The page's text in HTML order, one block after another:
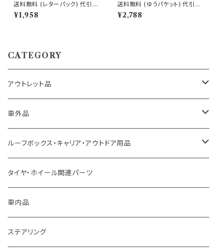
送料無料 (レターパック) 代引不
可 ボススペーサー 25mm
¥1,958
送料無料 (ゆうパケット) 代引不
可 ロイヤルホイールスペーサー
トヨタ用 7ミリ【T607】
¥2,788
CATEGORY
アウトレット品
トヨタ車用 ボス
ニッサン車用 ボス
ホンダ車用 ボス
マツダ車用 ボス
ミツビシ車用 ボス
車外品
LED、HID、ハロゲン、ポジション
ルーフボックス・キャリア・アウトドア用品
その他
ステー
バー
タイヤ・ホイール関連パーツ
車内品
ステアリング